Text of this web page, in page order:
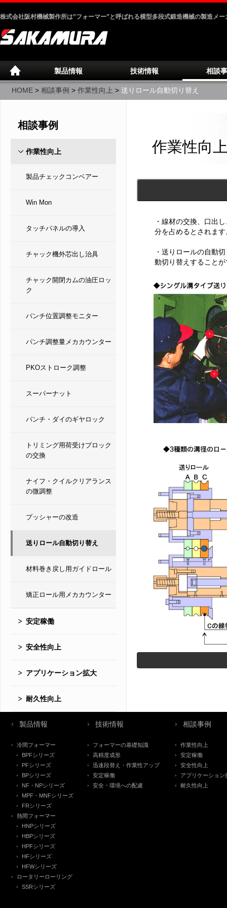
株式会社阪村機械製作所は”フォーマー”と呼ばれる横型多段式鍛造機械の製造メー
製品情報 技術情報 相談
HOME > 相談事例 > 作業性向上 > 送りロール自動切り替え
作業性向
・線材の交換、口出
分を占めるとされま
・送りロールの自動
動切り替えすること
相談事例
作業性向上
製品チェックコンベアー
Win Mon
タッチパネルの導入
チャック機外芯出し治具
チャック開閉カムの油圧ロッ
ク
パンチ位置調整モニター
パンチ調整量メカカウンター
PKOストローク調整
スーパーナット
パンチ・ダイのギヤロック
トリミング用荷受けブロック
の交換
ナイフ・クイルクリアランス
の微調整
プッシャーの改造
送りロール自動切り替え
材料巻き戻し用ガイドロール
矯正ロール用メカカウンター
安定稼働
安全性向上
アプリケーション拡大
耐久性向上
製品情報
冷間フォーマー
BPFシリーズ
PFシリーズ
BPシリーズ
NF・NPシリーズ
MPF・MNFシリーズ
FRシリーズ
熱間フォーマー
HNPシリーズ
HBPシリーズ
HPFシリーズ
HFシリーズ
HFWシリーズ
ロータリーローリング
SSRシリーズ
技術情報
フォーマーの基礎知識
高精度成形
迅速段替え・作業性アップ
安定稼働
安全・環境への配慮
相談事例
作業性向上
安定稼働
安全性向上
アプリケーション
耐久性向上